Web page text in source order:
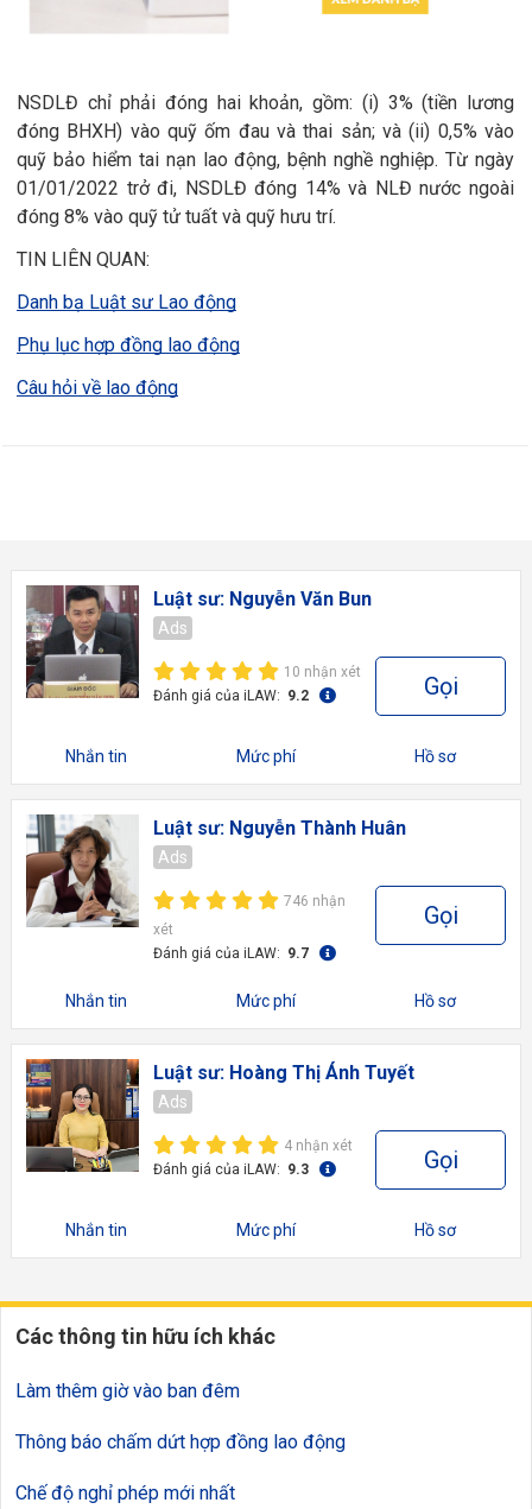
NSDLĐ chỉ phải đóng hai khoản, gồm: (i) 3% (tiền lương
đóng BHXH) vào quỹ ốm đau và thai sản; và (ii) 0,5% vào
quỹ bảo hiểm tai nạn lao động, bệnh nghề nghiệp. Từ ngày
01/01/2022 trở đi, NSDLĐ đóng 14% và NLĐ nước ngoài
đóng 8% vào quỹ tử tuất và quỹ hưu trí.
TIN LIÊN QUAN:
Danh bạ Luật sư Lao động
Phụ lục hợp đồng lao động
Câu hỏi về lao động
Luật sư: Nguyễn Văn Bun
Ads
10 nhận xét
Đánh giá của iLAW: 9.2 Gọi
Nhắn tin Mức phí Hồ sơ
Luật sư: Nguyễn Thành Huân
Ads
746 nhận
xét
Đánh giá của iLAW: 9.7
Gọi
Nhắn tin Mức phí Hồ sơ
Luật sư: Hoàng Thị Ánh Tuyết
Ads
4 nhận xét
Đánh giá của iLAW: 9.3 Gọi
Nhắn tin Mức phí Hồ sơ
Các thông tin hữu ích khác
Làm thêm giờ vào ban đêm
Thông báo chấm dứt hợp đồng lao động
Chế độ nghỉ phép mới nhất